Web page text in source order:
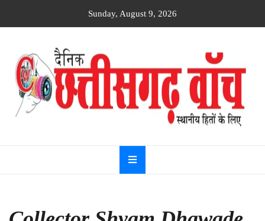
Sunday, August 9, 2026
Dainik
Chhattisgarh